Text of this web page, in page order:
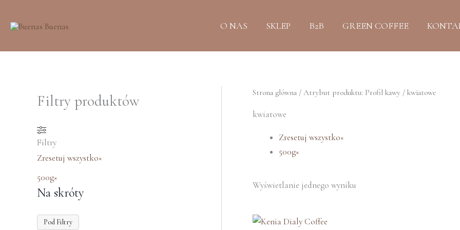
O NAS SKLEP B2B GREEN COFFEE
Filtry produktów
Filtry
Zresetuj wszystko×
500g×
Na skróty
Pod Filtry
Strona główna / Atrybut produktu: Profil kawy / kwiatowe
kwiatowe
Zresetuj wszystko×
500g×
Wyświetlanie jednego wyniku
Zakres